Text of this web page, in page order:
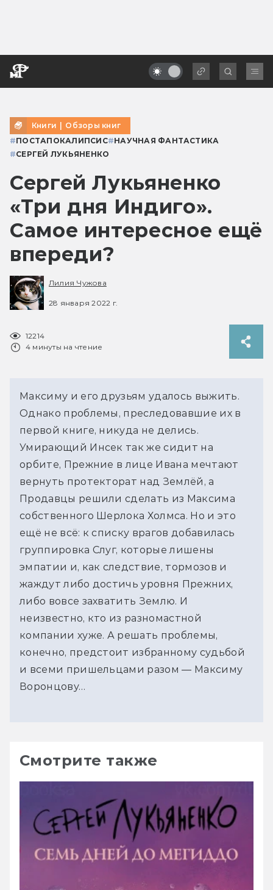
Книги | Обзоры книг
#ПОСТАПОКАЛИПСИС#НАУЧНАЯ ФАНТАСТИКА
#СЕРГЕЙ ЛУКЬЯНЕНКО
Сергей Лукьяненко
«Три дня Индиго».
Самое интересное ещё
впереди?
Лилия Чужова
28 января 2022 г.
12214
4 минуты на чтение
Максиму и его друзьям удалось выжить.
Однако проблемы, преследовавшие их в
первой книге, никуда не делись.
Умирающий Инсек так же сидит на
орбите, Прежние в лице Ивана мечтают
вернуть протекторат над Землёй, а
Продавцы решили сделать из Максима
собственного Шерлока Холмса. Но и это
ещё не всё: к списку врагов добавилась
группировка Слуг, которые лишены
эмпатии и, как следствие, тормозов и
жаждут либо достичь уровня Прежних,
либо вовсе захватить Землю. И
неизвестно, кто из разномастной
компании хуже. А решать проблемы,
конечно, предстоит избранному судьбой
и всеми пришельцами разом — Максиму
Воронцову…
Смотрите также